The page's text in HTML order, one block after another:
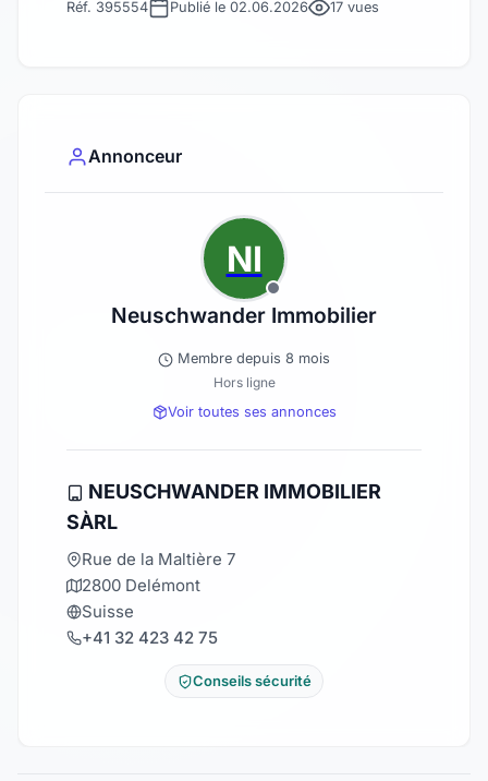
Réf. 395554 Publié le 02.06.2026 17 vues
Annonceur
NI
Neuschwander Immobilier
Membre depuis 8 mois
Hors ligne
Voir toutes ses annonces
NEUSCHWANDER IMMOBILIER
SÀRL
Rue de la Maltière 7
2800 Delémont
Suisse
+41 32 423 42 75
Conseils sécurité